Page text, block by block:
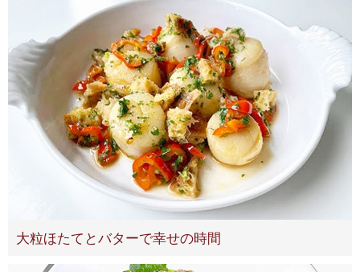
大粒ほたてとバターで幸せの時間